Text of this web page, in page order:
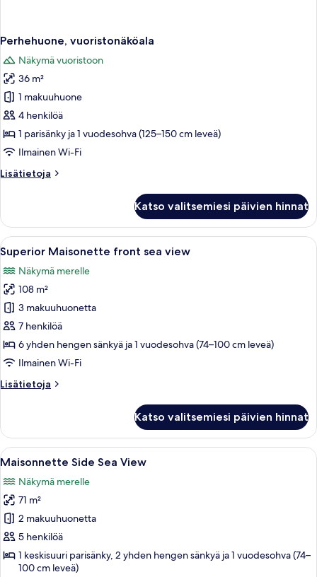
Perhehuone, vuoristonäköala
Näkymä vuoristoon
36 m²
1 makuuhuone
4 henkilöä
1 parisänky ja 1 vuodesohva (125–150 cm leveä)
Ilmainen Wi-Fi
Lisätietoja
Lisätietoja
Katso valitsemiesi päivien hinnat
Avaa
kaikki
huonetyypin
Superior
Maisonette
front
sea
view
Kattoterassi, jossa on poreallas,
14
Superior Maisonette front sea view
Näkymä merelle
108 m²
3 makuuhuonetta
7 henkilöä
6 yhden hengen sänkyä ja 1 vuodesohva (74–100 cm leveä)
Ilmainen Wi-Fi
Lisätietoja
Lisätietoja
front
sea
view
Katso valitsemiesi päivien hinnat
Avaa
kaikki
huonetyypin
Maisonnette
Side
Sea
View
kuvat
Moderni hotellihuone, jossa on
7
Maisonnette Side Sea View
Näkymä merelle
71 m²
2 makuuhuonetta
5 henkilöä
1 keskisuuri parisänky, 2 yhden hengen sänkyä ja 1 vuodesohva (74–
100 cm leveä)